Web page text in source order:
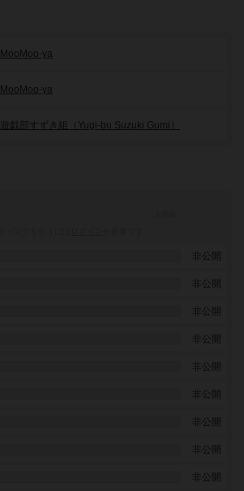
MooMoo-ya
MooMoo-ya
遊戯部すずき組（Yugi-bu Suzuki Gumi）
非公開
非公開
非公開
非公開
非公開
非公開
非公開
非公開
非公開